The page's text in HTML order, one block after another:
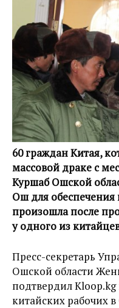
60 граждан Китая,
массовой драке с
Куршаб Ошской
Ош для обеспечения
произошла после
у одного из
Пресс-секретарь
Ошской области
подтвердил
китайских рабочих